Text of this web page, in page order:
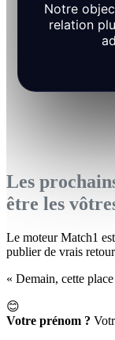
Notre
relation
Les
être les
Le moteur Match1
publier de vrais
« Demain, cette
😊
Votre prénom ?